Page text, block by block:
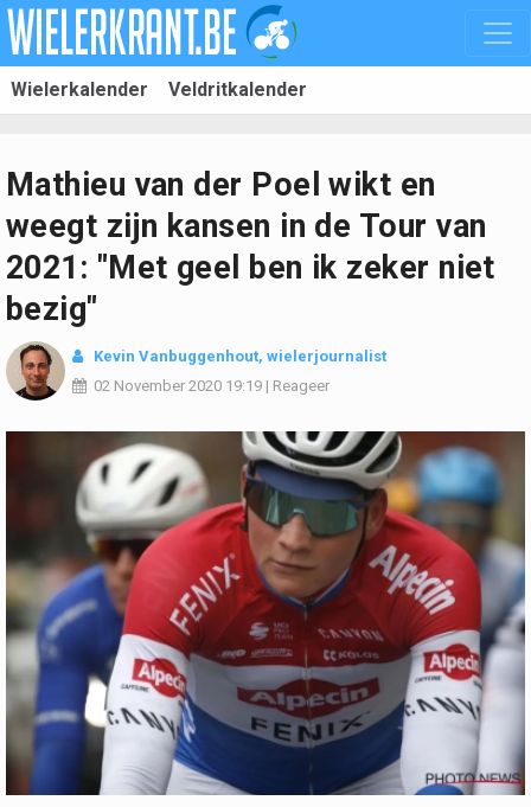
Wielerkalender Veldritkalender
Mathieu van der Poel wikt en
weegt zijn kansen in de Tour van
2021: "Met geel ben ik zeker niet
bezig"
Kevin Vanbuggenhout, wielerjournalist
02 November 2020 19:19 | Reageer